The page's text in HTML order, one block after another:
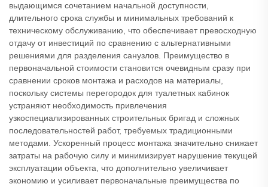
выдающимся сочетанием начальной доступности,
длительного срока службы и минимальных требований к
техническому обслуживанию, что обеспечивает превосходную
отдачу от инвестиций по сравнению с альтернативными
решениями для разделения санузлов. Преимущество в
первоначальной стоимости становится очевидным сразу при
сравнении сроков монтажа и расходов на материалы,
поскольку системы перегородок для туалетных кабинок
устраняют необходимость привлечения
узкоспециализированных строительных бригад и сложных
последовательностей работ, требуемых традиционными
методами. Ускоренный процесс монтажа значительно снижает
затраты на рабочую силу и минимизирует нарушение текущей
эксплуатации объекта, что дополнительно увеличивает
экономию и усиливает первоначальные преимущества по